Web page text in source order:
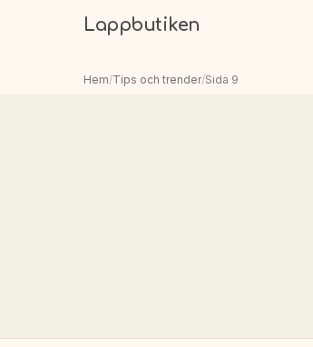
Lappbutiken
Hem/Tips och trender/Sida 9